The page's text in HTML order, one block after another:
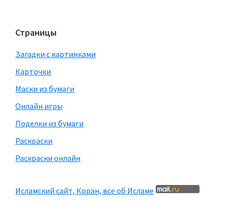
Страницы
Загадки с картинками
Карточки
Маски из бумаги
Онлайн игры
Поделки из бумаги
Раскраски
Раскраски онлайн
Исламский сайт, Коран, все об Исламе